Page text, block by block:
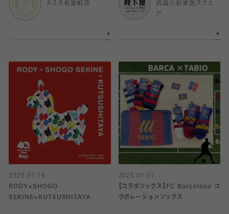
ルミネ有楽町店
武蔵小杉東急スクエ
ア
2025.01.16
RODY×SHOGO
SEKINE×KUTSUSHITAYA
2025.01.07
【コラボソックス】FC Barcelona コ
ラボレーションソックス